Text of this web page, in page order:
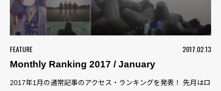
FEATURE
2017.02.13
Monthly Ranking 2017 / January
2017年1月の通常記事のアクセス・ランキングを発表！ 先月はロ